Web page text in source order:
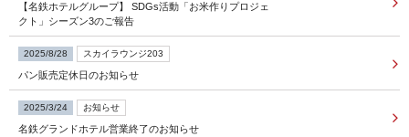
インフォメーション
館内施設
アクセス
よくあるご質問
お問合せ
採用情報
会社概要
【名鉄ホテルグループ】 SDGs活動「お米作りプロジェ
クト」シーズン3のご報告
2025/8/28 スカイラウンジ203
パン販売定休日のお知らせ
2025/3/24 お知らせ
名鉄グランドホテル営業終了のお知らせ